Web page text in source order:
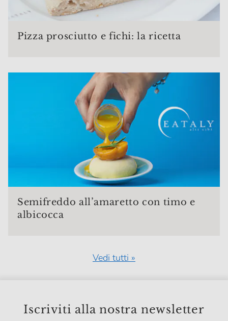
Pizza prosciutto e fichi: la ricetta
Semifreddo all’amaretto con timo e
albicocca
Vedi tutti »
Iscriviti alla nostra newsletter